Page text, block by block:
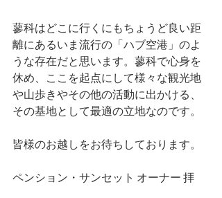
蓼科はどこに行くにもちょうど良い距
離にあるいま流行の「ハブ空港」のよ
うな存在だと思います。蓼科で心身を
休め、ここを起点にして様々な観光地
や山歩きやその他の活動に出かける、
その基地として最適の立地なのです。
皆様のお越しをお待ちしております。
ペンション・サンセット オーナー 拝